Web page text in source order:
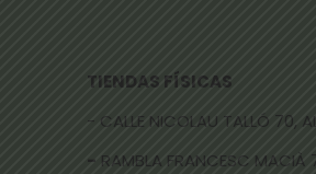
TIENDAS FÍSICAS
- CALLE NICOLAU TALLÓ 70,
- RAMBLA FRANCESC MACIÀ